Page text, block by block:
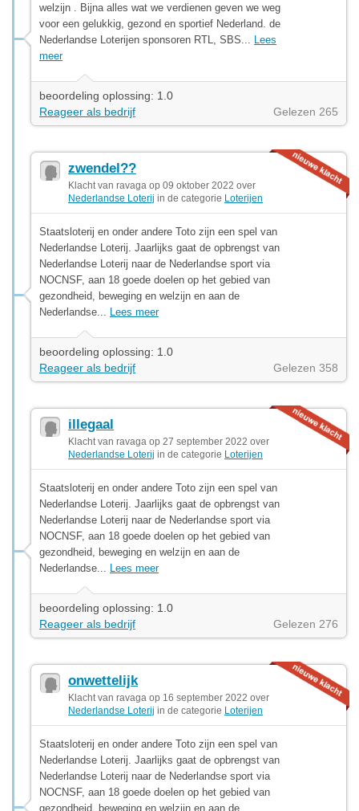
welzijn . Bijna alles wat we verdienen geven we weg
voor een gelukkig, gezond en sportief Nederland. de
Nederlandse Loterijen sponsoren RTL, SBS... Lees
meer
beoordeling oplossing: 1.0
Reageer als bedrijf
Gelezen 265
zwendel??
Klacht van ravaga op 09 oktober 2022 over
Nederlandse Loterij in de categorie Loterijen
Staatsloterij en onder andere Toto zijn een spel van
Nederlandse Loterij. Jaarlijks gaat de opbrengst van
Nederlandse Loterij naar de Nederlandse sport via
NOCNSF, aan 18 goede doelen op het gebied van
gezondheid, beweging en welzijn en aan de
Nederlandse... Lees meer
beoordeling oplossing: 1.0
Reageer als bedrijf
Gelezen 358
illegaal
Klacht van ravaga op 27 september 2022 over
Nederlandse Loterij in de categorie Loterijen
Staatsloterij en onder andere Toto zijn een spel van
Nederlandse Loterij. Jaarlijks gaat de opbrengst van
Nederlandse Loterij naar de Nederlandse sport via
NOCNSF, aan 18 goede doelen op het gebied van
gezondheid, beweging en welzijn en aan de
Nederlandse... Lees meer
beoordeling oplossing: 1.0
Reageer als bedrijf
Gelezen 276
onwettelijk
Klacht van ravaga op 16 september 2022 over
Nederlandse Loterij in de categorie Loterijen
Staatsloterij en onder andere Toto zijn een spel van
Nederlandse Loterij. Jaarlijks gaat de opbrengst van
Nederlandse Loterij naar de Nederlandse sport via
NOCNSF, aan 18 goede doelen op het gebied van
gezondheid, beweging en welzijn en aan de